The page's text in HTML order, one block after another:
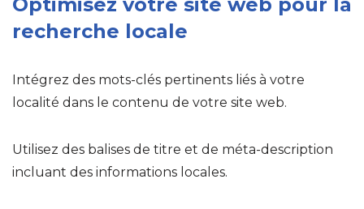
recherche locale
Intégrez des mots-clés pertinents liés à votre
localité dans le contenu de votre site web.
Utilisez des balises de titre et de méta-description
incluant des informations locales.